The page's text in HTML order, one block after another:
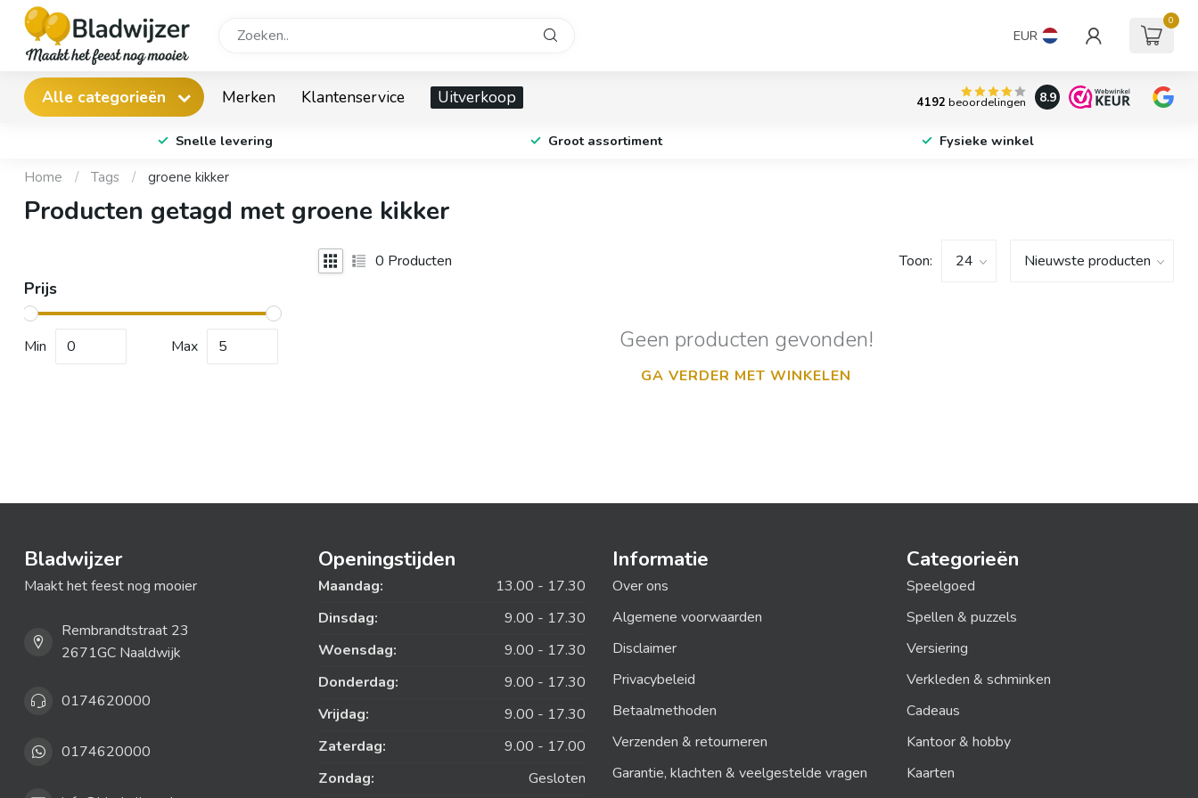
EUR
0
Alle categorieën Merken Klantenservice Uitverkoop 4192 beoordelingen 8.9
Snelle levering Groot assortiment Fysieke winkel
Home / Tags / groene kikker
Producten getagd met groene kikker
Prijs
Min Max
0 Producten Toon:
Geen producten gevonden!
GA VERDER MET WINKELEN
Bladwijzer
Maakt het feest nog mooier
Rembrandtstraat 23
2671GC Naaldwijk
0174620000
0174620000
Openingstijden
Maandag:
13.00 - 17.30
Dinsdag:
9.00 - 17.30
Woensdag:
9.00 - 17.30
Donderdag:
9.00 - 17.30
Vrijdag:
9.00 - 17.30
Zaterdag:
9.00 - 17.00
Zondag:
Gesloten
Informatie
Over ons
Algemene voorwaarden
Disclaimer
Privacybeleid
Betaalmethoden
Verzenden & retourneren
Garantie, klachten & veelgestelde vragen
Categorieën
Speelgoed
Spellen & puzzels
Versiering
Verkleden & schminken
Cadeaus
Kantoor & hobby
Kaarten